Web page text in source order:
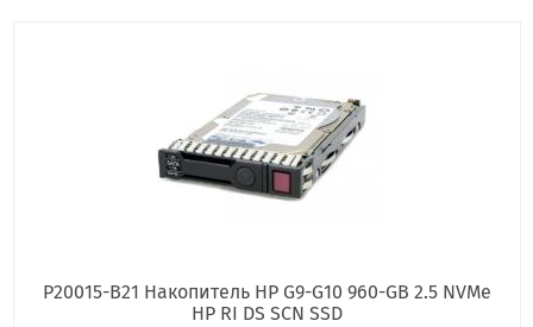
P20015-B21 Накопитель HP G9-G10 960-GB 2.5 NVMe
HP RI DS SCN SSD